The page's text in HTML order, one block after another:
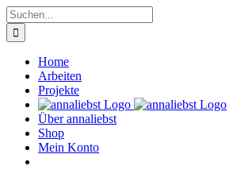
Zum
Inhalt
springen
Suche
nach:
Home
Arbeiten
Projekte
Über annaliebst
Shop
Mein Konto